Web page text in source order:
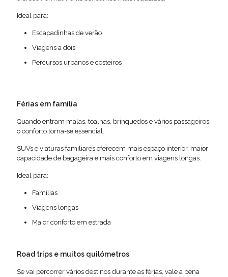
Ideal para:
Escapadinhas de verão
Viagens a dois
Percursos urbanos e costeiros
Férias em família
Quando entram malas, toalhas, brinquedos e vários passageiros,
o conforto torna-se essencial.
SUVs e viaturas familiares oferecem mais espaço interior, maior
capacidade de bagageira e mais conforto em viagens longas.
Ideal para:
Famílias
Viagens longas
Maior conforto em estrada
Road trips e muitos quilómetros
Se vai percorrer vários destinos durante as férias, vale a pena